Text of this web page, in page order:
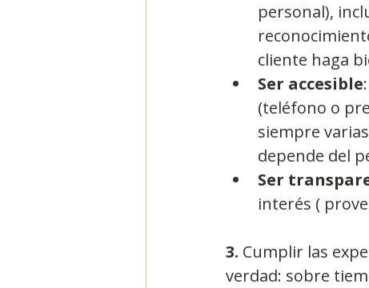
personal),
cliente haga
Ser accesible
(teléfono o
siempre
depende del
Ser
interés (
3. Cumplir las
verdad: sobre